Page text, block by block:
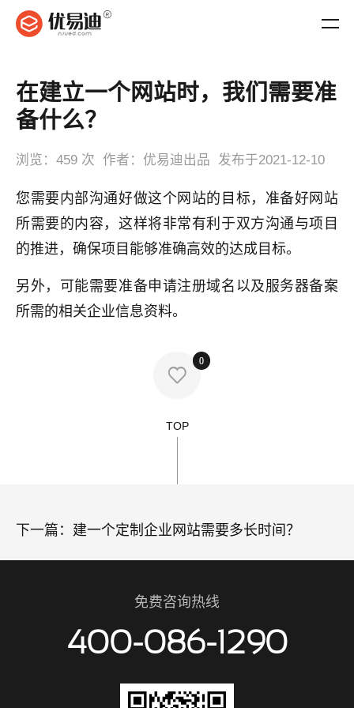

0
在建立一个网站时，我们需要准
备什么？
浏览： 459 次 作者： 优易迪出品 发布于2021-12-10
您需要内部沟通好做这个网站的目标，准备好网站
所需要的内容，这样将非常有利于双方沟通与项目
的推进，确保项目能够准确高效的达成目标。
另外，可能需要准备申请注册域名以及服务器备案
所需的相关企业信息资料。
TOP
下一篇： 建一个定制企业网站需要多长时间？
免费咨询热线
400-086-1290